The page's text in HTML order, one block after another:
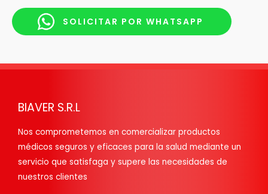
SOLICITAR POR WHATSAPP
BIAVER S.R.L
Nos comprometemos en comercializar productos
médicos seguros y eficaces para la salud mediante un
servicio que satisfaga y supere las necesidades de
nuestros clientes